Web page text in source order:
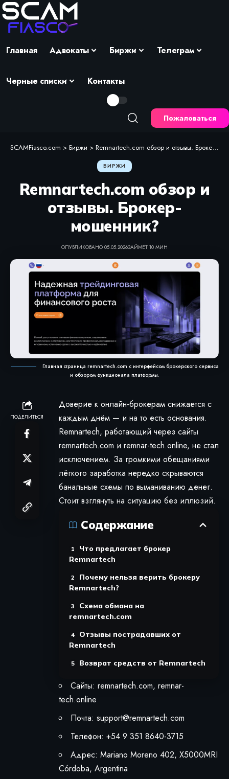
Главная Адвокаты Биржи Телеграм
Черные списки Контакты
Пожаловаться
SCAMFiasco.com > Биржи > Remnartech.com обзор и отзывы. Брокер-мошенник?
БИРЖИ
Remnartech.com обзор и
отзывы. Брокер-
мошенник?
ОПУБЛИКОВАНО 05.05.2026ЗАЙМЕТ 10 МИН
Главная страница remnartech.com с интерфейсом брокерского сервиса
и обзором функционала платформы.
ПОДЕЛИТЬСЯ
Доверие к онлайн-брокерам снижается с
каждым днём — и на то есть основания.
Remnartech, работающий через сайты
remnartech.com и remnar-tech.online, не стал
исключением. За громкими обещаниями
лёгкого заработка нередко скрываются
банальные схемы по выманиванию денег.
Стоит взглянуть на ситуацию без иллюзий.
Содержание
Что предлагает брокер
Remnartech
Почему нельзя верить брокеру
Remnartech?
Схема обмана на
remnartech.com
Отзывы пострадавших от
Remnartech
Возврат средств от Remnartech
Сайты: remnartech.com, remnar-
tech.online
Почта: support@remnartech.com
Телефон: +54 9 351 8640-3715
Адрес: Mariano Moreno 402, X5000MRI
Córdoba, Argentina